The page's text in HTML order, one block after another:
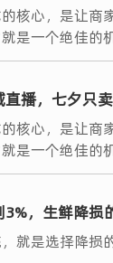
群最大的机会
核心，是让商
是一个绝佳的
见证、长情有
直播，七夕只
群最大的机会
核心，是让商
是一个绝佳的
见证、长情有
，生鲜降损
就是选择降损